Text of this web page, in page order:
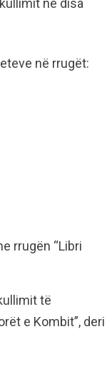
në disa
në rrugët:
rrugën “Libri
të
e Kombit”, deri